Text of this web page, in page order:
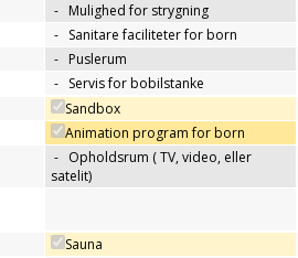
- Mulighed for strygning
- Sanitare faciliteter for born
- Puslerum
- Servis for bobilstanke
Sandbox
Animation program for born
- Opholdsrum ( TV, video, eller
satelit)
Sauna